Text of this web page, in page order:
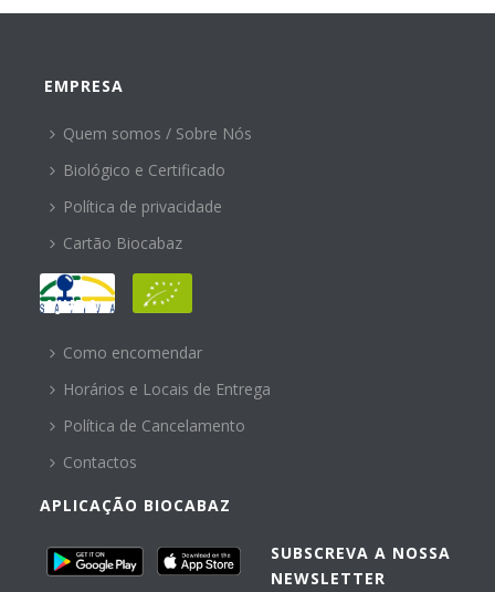
EMPRESA
Quem somos / Sobre Nós
Biológico e Certificado
Política de privacidade
Cartão Biocabaz
AJUDA
Como encomendar
Horários e Locais de Entrega
Política de Cancelamento
Contactos
APLICAÇÃO BIOCABAZ
SUBSCREVA A NOSSA
NEWSLETTER